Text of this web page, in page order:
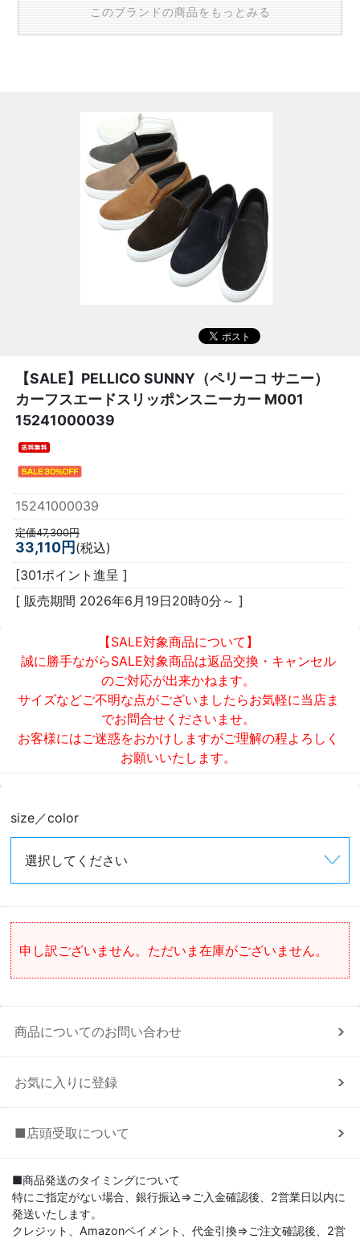
このブランドの商品をもっとみる
【SALE】 PELLICO SUNNY（ペリーコ サニー）
カーフスエードスリッポンスニーカー M001
15241000039
15241000039
定価47,300円
33,110円(税込)
[301ポイント進呈 ]
[ 販売期間 2026年6月19日20時0分 ～ ]
【SALE対象商品について】
誠に勝手ながらSALE対象商品は返品交換・キャンセル
のご対応が出来かねます。
サイズなどご不明な点がございましたらお気軽に当店ま
でお問合せくださいませ。
お客様にはご迷惑をおかけしますがご理解の程よろしく
お願いいたします。
size／color
申し訳ございません。ただいま在庫がございません。
商品についてのお問い合わせ
お気に入りに登録
■店頭受取について
■商品発送のタイミングについて
特にご指定がない場合、銀行振込⇒ご入金確認後、2営業日以内に
発送いたします。
クレジット、Amazonペイメント、代金引換⇒ご注文確認後、2営